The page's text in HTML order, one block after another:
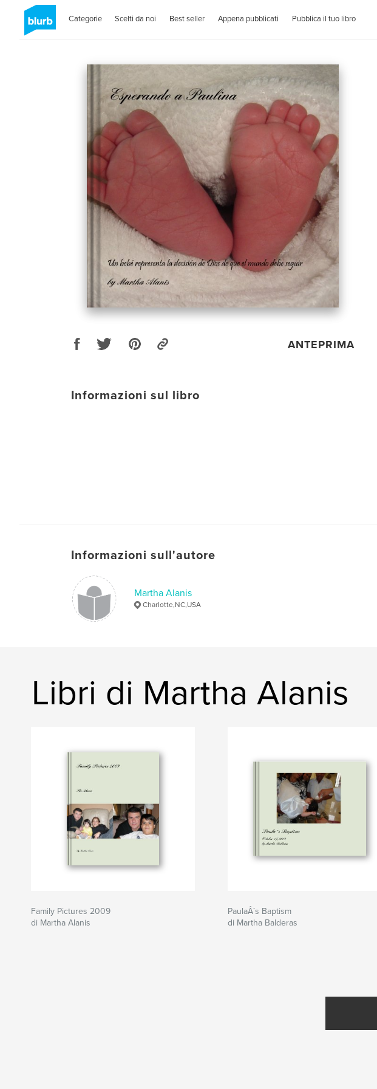
Categorie Scelti da noi Best seller Appena pubblicati Pubblica il tuo libro
ANTEPRIMA
Informazioni sul libro
Informazioni sull'autore
Martha Alanis
Charlotte,NC,USA
Libri di Martha Alanis
Family Pictures 2009
di Martha Alanis
PaulaÂ´s Baptism
di Martha Balderas